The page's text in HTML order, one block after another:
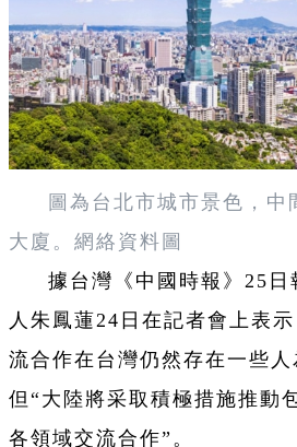
圖為台北市城市景色，中
大廈。網絡資料圖
據台灣《中國時報》25日
人朱鳳蓮24日在記者會上表
流合作在台灣仍然存在一些人
但“大陸將采取積極措施推動
各領域交流合作”。